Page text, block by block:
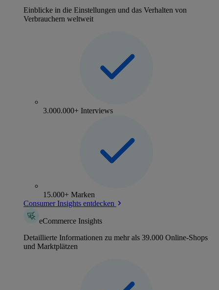
Einblicke in die Einstellungen und das Verhalten von
Verbrauchern weltweit
3.000.000+ Interviews
15.000+ Marken
Consumer Insights entdecken
eCommerce Insights
Detaillierte Informationen zu mehr als 39.000 Online-Shops
und Marktplätzen